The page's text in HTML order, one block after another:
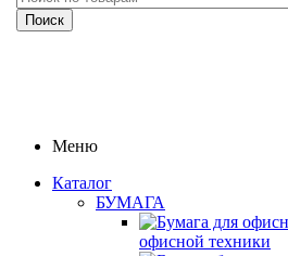
Меню
Каталог
БУМАГА
офисной техники